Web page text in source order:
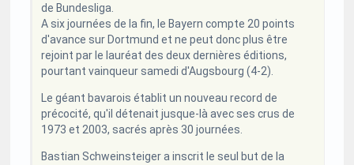
de Bundesliga.
A six journées de la fin, le Bayern compte 20 points
d'avance sur Dortmund et ne peut donc plus être
rejoint par le lauréat des deux dernières éditions,
pourtant vainqueur samedi d'Augsbourg (4-2).
Le géant bavarois établit un nouveau record de
précocité, qu'il détenait jusque-là avec ses crus de
1973 et 2003, sacrés après 30 journées.
Bastian Schweinsteiger a inscrit le seul but de la